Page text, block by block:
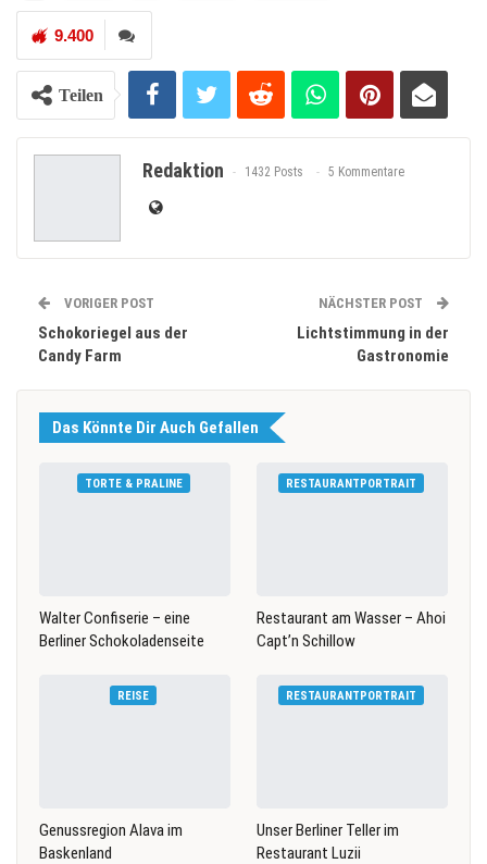
9.400
Teilen
Redaktion 1432 Posts 5 Kommentare
VORIGER POST
Schokoriegel aus der
Candy Farm
NÄCHSTER POST
Lichtstimmung in der
Gastronomie
Das Könnte Dir Auch Gefallen
TORTE & PRALINE
Walter Confiserie – eine
Berliner Schokoladenseite
RESTAURANTPORTRAIT
Restaurant am Wasser – Ahoi
Capt’n Schillow
REISE
Genussregion Alava im
Baskenland
RESTAURANTPORTRAIT
Unser Berliner Teller im
Restaurant Luzii